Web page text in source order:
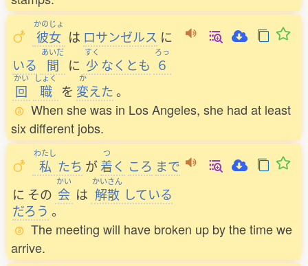
かのじょ
彼女 は ロサンゼルス に
いる
あいだ
間 に
すく
少なくとも
ろっ
６
かい
回
しょく
職 を
か
変えた。
When she was in Los Angeles, she had at least
six different jobs.
わたし
私 たち が
つ
着く ころ まで
に その
かい
会 は
かいさん
解散 している
だろう 。
The meeting will have broken up by the time we
arrive.